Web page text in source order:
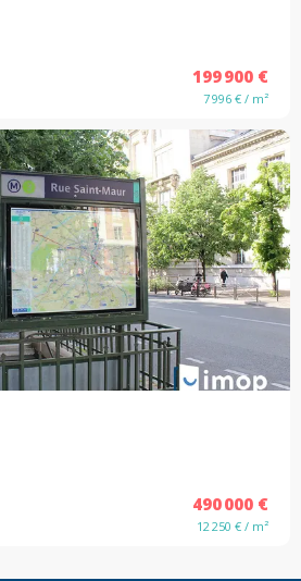
199 900 €
7 996 € / m²
490 000 €
12 250 € / m²